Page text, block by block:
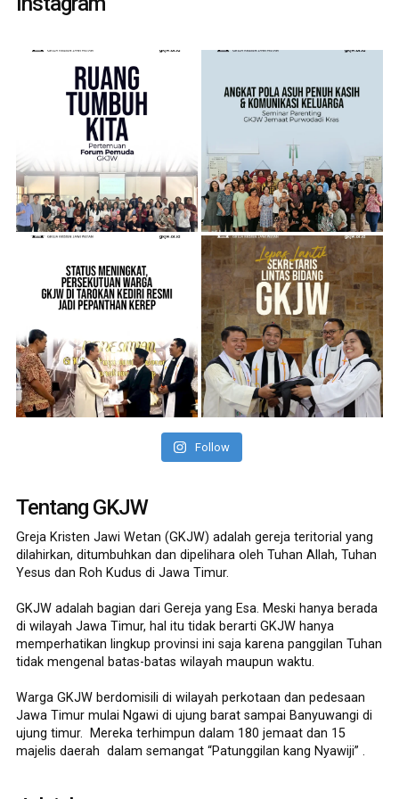
Follow
Tentang GKJW
Greja Kristen Jawi Wetan (GKJW) adalah gereja teritorial yang
dilahirkan, ditumbuhkan dan dipelihara oleh Tuhan Allah, Tuhan
Yesus dan Roh Kudus di Jawa Timur.
GKJW adalah bagian dari Gereja yang Esa. Meski hanya berada
di wilayah Jawa Timur, hal itu tidak berarti GKJW hanya
memperhatikan lingkup provinsi ini saja karena panggilan Tuhan
tidak mengenal batas-batas wilayah maupun waktu.
Warga GKJW berdomisili di wilayah perkotaan dan pedesaan
Jawa Timur mulai Ngawi di ujung barat sampai Banyuwangi di
ujung timur. Mereka terhimpun dalam 180 jemaat dan 15
majelis daerah dalam semangat “Patunggilan kang Nyawiji” .